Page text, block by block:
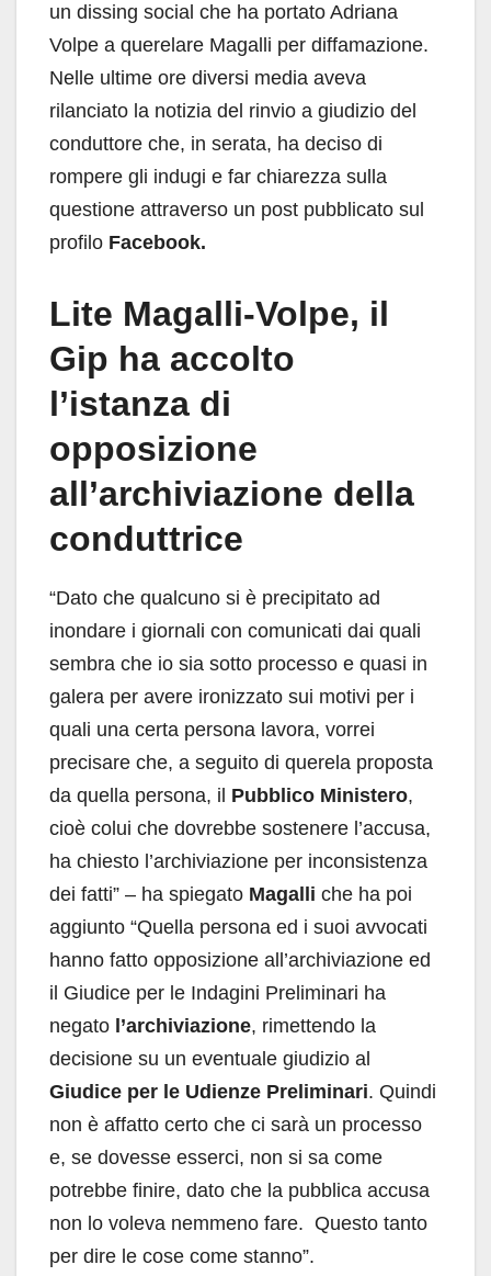
un dissing social che ha portato Adriana
Volpe a querelare Magalli per diffamazione.
Nelle ultime ore diversi media aveva
rilanciato la notizia del rinvio a giudizio del
conduttore che, in serata, ha deciso di
rompere gli indugi e far chiarezza sulla
questione attraverso un post pubblicato sul
profilo Facebook.
Lite Magalli-Volpe, il
Gip ha accolto
l’istanza di
opposizione
all’archiviazione della
conduttrice
“Dato che qualcuno si è precipitato ad
inondare i giornali con comunicati dai quali
sembra che io sia sotto processo e quasi in
galera per avere ironizzato sui motivi per i
quali una certa persona lavora, vorrei
precisare che, a seguito di querela proposta
da quella persona, il Pubblico Ministero,
cioè colui che dovrebbe sostenere l’accusa,
ha chiesto l’archiviazione per inconsistenza
dei fatti” – ha spiegato Magalli che ha poi
aggiunto “Quella persona ed i suoi avvocati
hanno fatto opposizione all’archiviazione ed
il Giudice per le Indagini Preliminari ha
negato l’archiviazione, rimettendo la
decisione su un eventuale giudizio al
Giudice per le Udienze Preliminari. Quindi
non è affatto certo che ci sarà un processo
e, se dovesse esserci, non si sa come
potrebbe finire, dato che la pubblica accusa
non lo voleva nemmeno fare. Questo tanto
per dire le cose come stanno”.